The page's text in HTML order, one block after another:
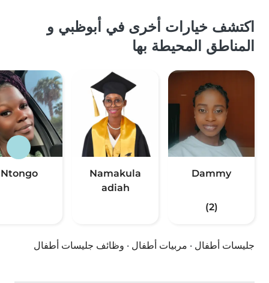
اكتشف خيارات أخرى في أبوظبي و
المناطق المحيطة بها
Dammy
(2)
Namakula
adiah
Ntongo
جليسات أطفال · مربيات أطفال · وظائف جليسات أطفال